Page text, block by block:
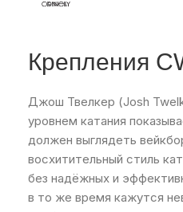
Крепления
Джош Твелкер (Josh
уровнем катания
должен выглядеть
восхитительный стиль
без надёжных и
в то же время кажутся